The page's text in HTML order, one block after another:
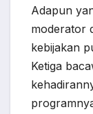
Adapun
moderator
kebijakan
Ketiga